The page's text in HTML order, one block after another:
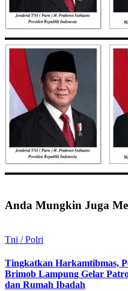
Anda Mungkin Juga
Tni / Polri
Tingkatkan Harkamtibmas,
Brimob Lampung Gelar
dan Rumah Ibadah